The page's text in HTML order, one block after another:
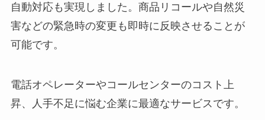
自動対応も実現しました。商品リコールや自然災
害などの緊急時の変更も即時に反映させることが
可能です。
電話オペレーターやコールセンターのコスト上
昇、人手不足に悩む企業に最適なサービスです。